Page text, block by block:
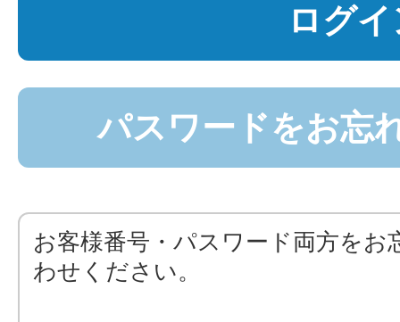
ログ
パスワードをお忘
お客様番号・パスワード両方を
わせください。